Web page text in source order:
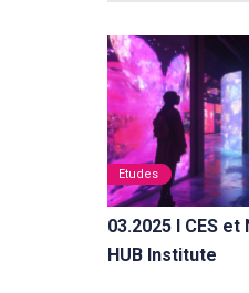
Etudes
03.2025 I CES et
HUB Institute